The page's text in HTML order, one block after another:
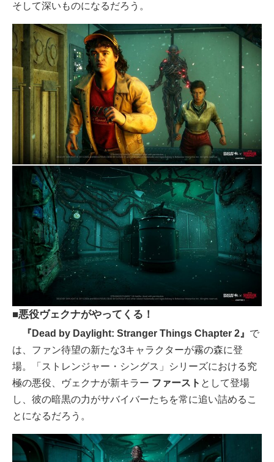
そして深いものになるだろう。
■悪役ヴェクナがやってくる！
『Dead by Daylight: Stranger Things Chapter 2』 で
は、ファン待望の新たな3キャラクターが霧の森に登
場。「ストレンジャー・シングス」シリーズにおける究
極の悪役、ヴェクナが新キラー ファースト として登場
し、彼の暗黒の力がサバイバーたちを常に追い詰めるこ
とになるだろう。